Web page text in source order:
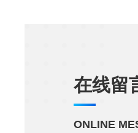
在线留
ONLINE